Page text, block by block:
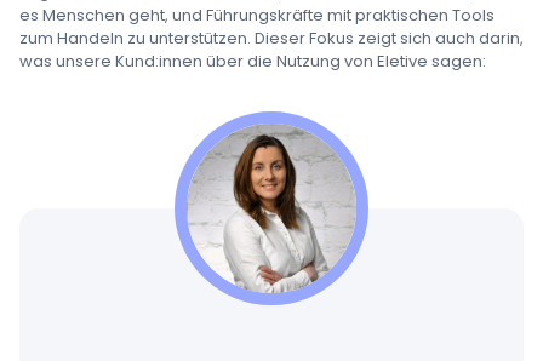
es Menschen geht, und Führungskräfte mit praktischen Tools
zum Handeln zu unterstützen. Dieser Fokus zeigt sich auch darin,
was unsere Kund:innen über die Nutzung von Eletive sagen: